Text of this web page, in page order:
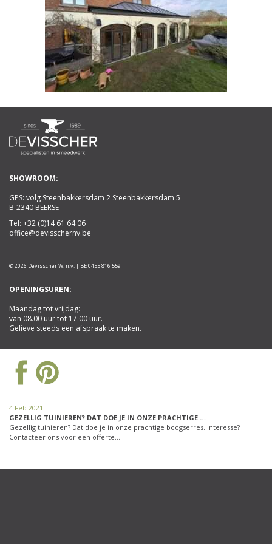
SHOWROOM:
GPS: volg Steenbakkersdam 2 Steenbakkersdam 5
B-2340 BEERSE
Tel: +32 (0)14 61 64 06
office@devisschernv.be
© 2026 Devisscher W. n.v. | BE 0455 816 559
OPENINGSUREN:
Maandag tot vrijdag:
van 08.00 uur tot 17.00 uur.
Gelieve steeds een afspraak te maken.
4 Feb 2021
GEZELLIG TUINIEREN? DAT DOE JE IN ONZE PRACHTIGE …
Gezellig tuinieren? Dat doe je in onze prachtige boogserres. Interesse?
Contacteer ons voor een offerte…